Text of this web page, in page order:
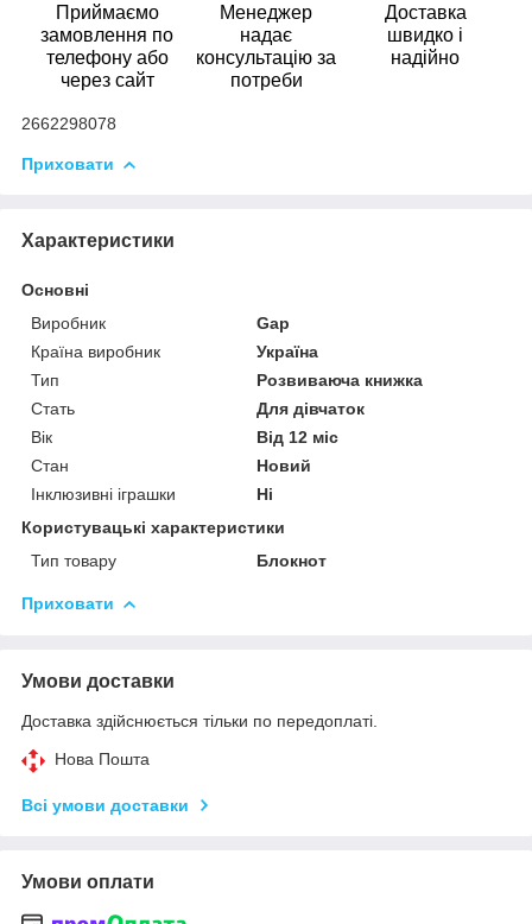
Приймаємо
замовлення по
телефону або
через сайт
Менеджер
надає
консультацію за
потреби
Доставка
швидко і
надійно
2662298078
Приховати
Характеристики
Основні
Виробник
Gap
Країна виробник
Україна
Тип
Розвиваюча книжка
Стать
Для дівчаток
Вік
Від 12 міс
Стан
Новий
Інклюзивні іграшки
Ні
Користувацькі характеристики
Тип товару
Блокнот
Приховати
Умови доставки
Доставка здійснюється тільки по передоплаті.
Нова Пошта
Всі умови доставки
Умови оплати